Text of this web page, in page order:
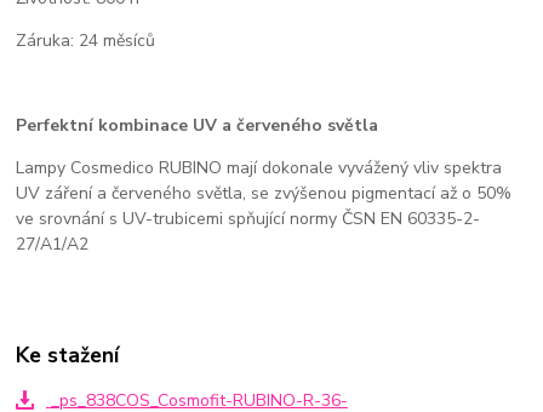
Záruka: 24 měsíců
Perfektní kombinace UV a červeného světla
Lampy Cosmedico RUBINO mají dokonale vyvážený vliv spektra
UV záření a červeného světla, se zvýšenou pigmentací až o 50%
ve srovnání s UV-trubicemi spňující normy ČSN EN 60335-2-
27/A1/A2
Ke stažení
_ps_838COS_Cosmofit-RUBINO-R-36-